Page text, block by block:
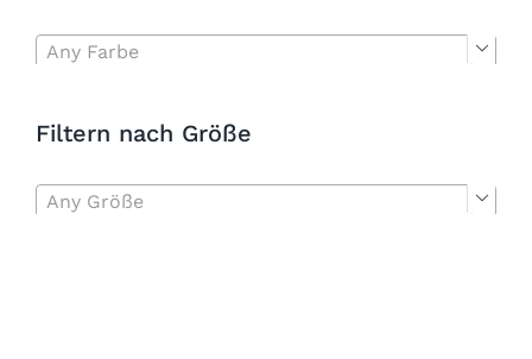
Any Farbe 
Filtern nach Größe
Any Größe 